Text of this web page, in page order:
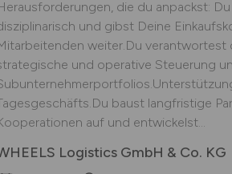
die du anpackst:
und gibst Deine
weiter.Du verantwortest
und operative Steuerung
baust langfristige
auf und entwickelst...
Logistics GmbH & Co. KG